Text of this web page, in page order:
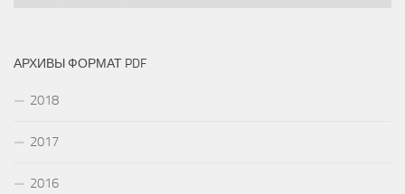
АРХИВЫ ФОРМАТ PDF
2018
2017
2016